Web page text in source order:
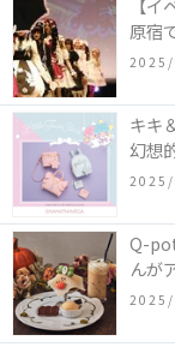
原宿
キキ
幻想
ツイ
Q-
んが
ーキ
「